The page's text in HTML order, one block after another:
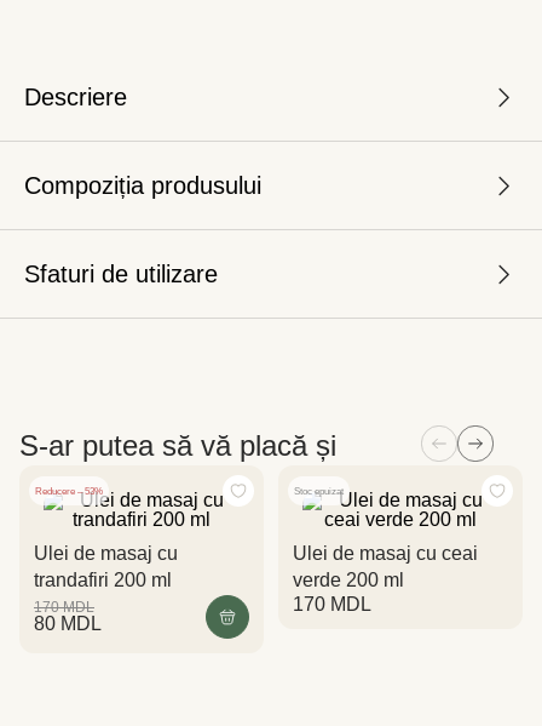
Descriere
Compoziția produsului
Sfaturi de utilizare
S-ar putea să vă placă și
Reducere – 53%
Ulei de masaj cu
trandafiri 200 ml
170MDL
80 MDL
Stoc epuizat
Ulei de masaj cu ceai
verde 200 ml
170 MDL